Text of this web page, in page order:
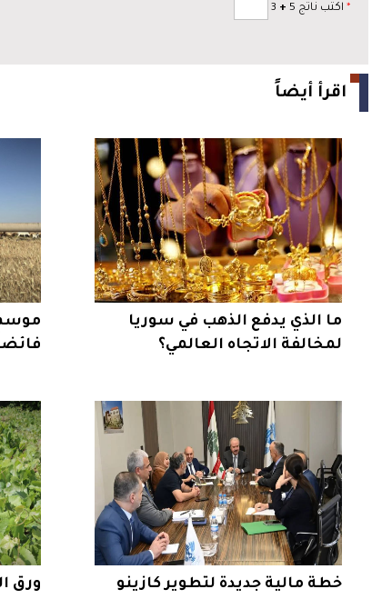
* اكتب ناتج 5 +
اقرأ أيضاً
ما الذي يدفع الذهب في سوريا
لمخالفة الاتجاه العالمي؟
خطة مالية جديدة لتطوير كازينو ورق